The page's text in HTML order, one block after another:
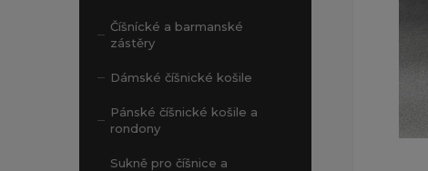
Číšnícké a barmanské
zástěry
Dámské číšnické košile
Pánské číšnické košile a
rondony
Sukně pro číšnice a